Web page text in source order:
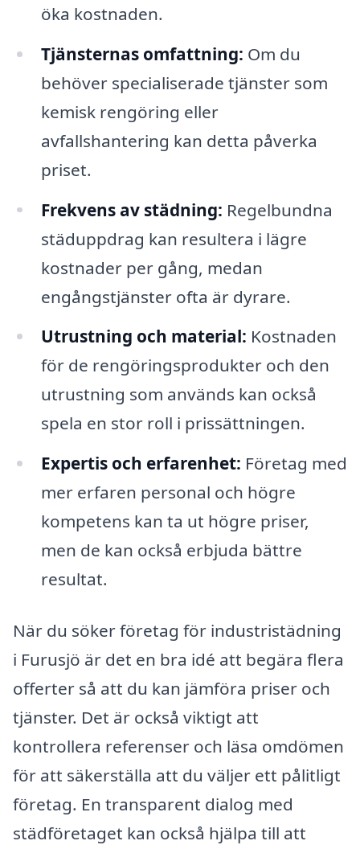
öka kostnaden.
Tjänsternas omfattning: Om du
behöver specialiserade tjänster som
kemisk rengöring eller
avfallshantering kan detta påverka
priset.
Frekvens av städning: Regelbundna
städuppdrag kan resultera i lägre
kostnader per gång, medan
engångstjänster ofta är dyrare.
Utrustning och material: Kostnaden
för de rengöringsprodukter och den
utrustning som används kan också
spela en stor roll i prissättningen.
Expertis och erfarenhet: Företag med
mer erfaren personal och högre
kompetens kan ta ut högre priser,
men de kan också erbjuda bättre
resultat.
När du söker företag för industristädning
i Furusjö är det en bra idé att begära flera
offerter så att du kan jämföra priser och
tjänster. Det är också viktigt att
kontrollera referenser och läsa omdömen
för att säkerställa att du väljer ett pålitligt
företag. En transparent dialog med
städföretaget kan också hjälpa till att